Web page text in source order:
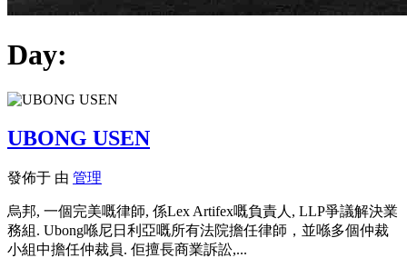
Day:
UBONG USEN
發佈于 由 管理
烏邦, 一個完美嘅律師, 係Lex Artifex嘅負責人, LLP爭議解決業
務組. Ubong喺尼日利亞嘅所有法院擔任律師，並喺多個仲裁
小組中擔任仲裁員. 佢擅長商業訴訟,...